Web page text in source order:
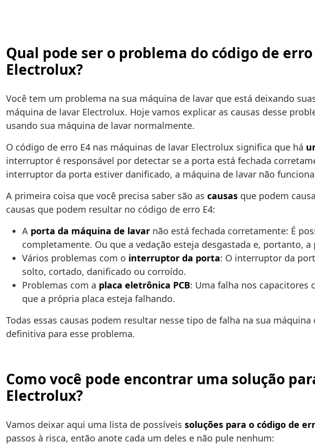
Qual pode ser o problema do código de
Electrolux?
Você tem um problema na sua máquina de lavar que está deixando
máquina de lavar Electrolux. Hoje vamos explicar as causas desse
usando sua máquina de lavar normalmente.
O código de erro E4 nas máquinas de lavar Electrolux significa que há
interruptor é responsável por detectar se a porta está fechada
interruptor da porta estiver danificado, a máquina de lavar não
A primeira coisa que você precisa saber são as causas que podem
causas que podem resultar no código de erro E4:
A porta da máquina de lavar não está fechada corretamente: É
completamente. Ou que a vedação esteja desgastada e, portanto,
Vários problemas com o interruptor da porta: O interruptor da
solto, cortado, danificado ou corroído.
Problemas com a placa eletrônica PCB: Uma falha nos
que a própria placa esteja falhando.
Todas essas causas podem resultar nesse tipo de falha na sua
definitiva para esse problema.
Como você pode encontrar uma solução
Electrolux?
Vamos deixar aqui uma lista de possíveis soluções para o código de
passos à risca, então anote cada um deles e não pule nenhum: